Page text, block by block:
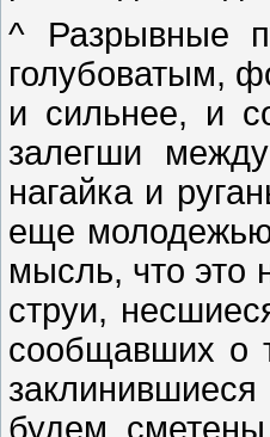
^ Разрывные
голубоватым,
и сильнее, и
залегши
нагайка и
еще
мысль, что
струи,
сообщавших о
будем